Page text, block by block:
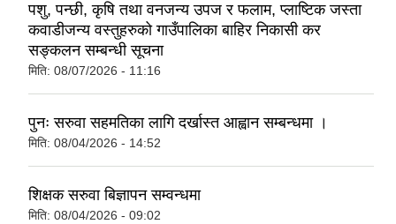
पशु, पन्छी, कृषि तथा वनजन्य उपज र फलाम, प्लाष्टिक जस्ता
कवाडीजन्य वस्तुहरुको गाउँपालिका बाहिर निकासी कर
सङ्कलन सम्बन्धी सूचना
मिति: 08/07/2026 - 11:16
पुनः सरुवा सहमतिका लागि दर्खास्त आह्वान सम्बन्धमा ।
मिति: 08/04/2026 - 14:52
शिक्षक सरुवा बिज्ञापन सम्वन्धमा
मिति: 08/04/2026 - 09:02